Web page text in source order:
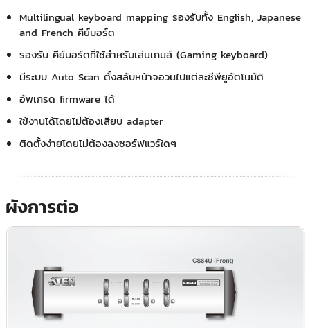
Multilingual keyboard mapping รองรับทั้ง English, Japanese
and French คีย์บอร์ด
รองรับ คีย์บอร์ดที่ใช้สำหรับเล่นเกมส์ (Gaming keyboard)
มีระบบ Auto Scan ตั้งสลับหน้าจอวนไปแต่ละซีพียูอัตโนมัติ
อัพเกรด firmware ได้
ใช้งานได้โดยไม่ต้องเสียบ adapter
ติดตั้งง่ายโดยไม่ต้องลงซอร์ฟแวร์ใดๆ
ผังการต่อ